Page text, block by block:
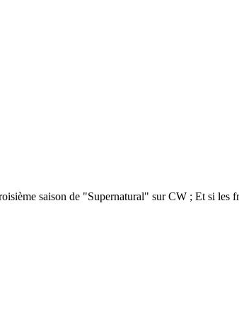
saison de "Supernatural" sur CW ; Et si les